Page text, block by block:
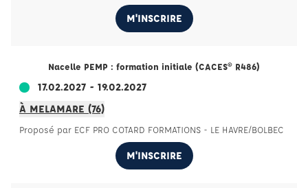
M'INSCRIRE
Nacelle PEMP : formation initiale (CACES® R486)
17.02.2027 - 19.02.2027
À MELAMARE (76)
Proposé par ECF PRO COTARD FORMATIONS - LE HAVRE/BOLBEC
M'INSCRIRE